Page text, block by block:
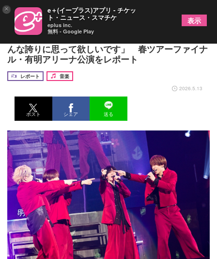
浦島坂田船「ここまで積み重ねてきた濃い日々をみ
んな誇りに思って欲しいです」 春ツアーファイナ
ル・有明アリーナ公演をレポート
レポート
音楽
2026.5.13
ポスト シェア 送る
× e＋(イープラス)アプリ - チケッ
ト・ニュース・スマチケ
eplus inc.
無料 - Google Play
表示